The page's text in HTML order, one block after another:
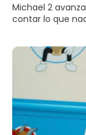
Michael 2
contar lo que